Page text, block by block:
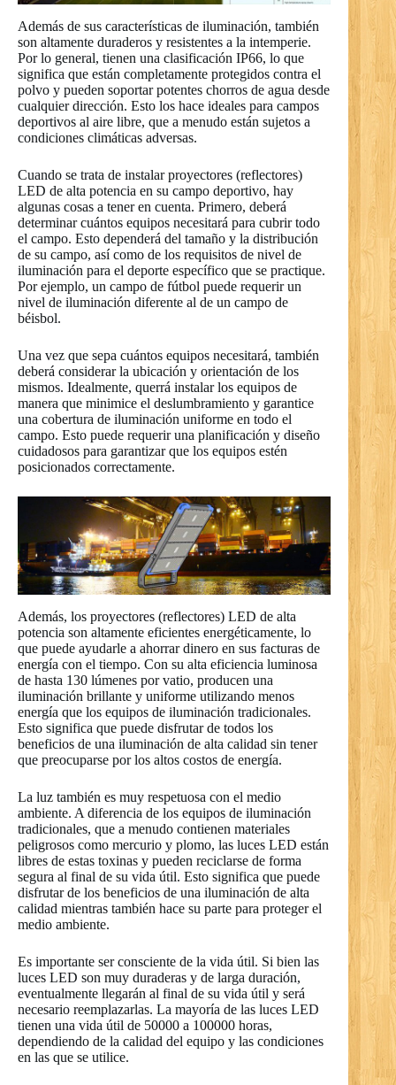
Además de sus características de iluminación, también
son altamente duraderos y resistentes a la intemperie.
Por lo general, tienen una clasificación IP66, lo que
significa que están completamente protegidos contra el
polvo y pueden soportar potentes chorros de agua desde
cualquier dirección. Esto los hace ideales para campos
deportivos al aire libre, que a menudo están sujetos a
condiciones climáticas adversas.
Cuando se trata de instalar proyectores (reflectores)
LED de alta potencia en su campo deportivo, hay
algunas cosas a tener en cuenta. Primero, deberá
determinar cuántos equipos necesitará para cubrir todo
el campo. Esto dependerá del tamaño y la distribución
de su campo, así como de los requisitos de nivel de
iluminación para el deporte específico que se practique.
Por ejemplo, un campo de fútbol puede requerir un
nivel de iluminación diferente al de un campo de
béisbol.
Una vez que sepa cuántos equipos necesitará, también
deberá considerar la ubicación y orientación de los
mismos. Idealmente, querrá instalar los equipos de
manera que minimice el deslumbramiento y garantice
una cobertura de iluminación uniforme en todo el
campo. Esto puede requerir una planificación y diseño
cuidadosos para garantizar que los equipos estén
posicionados correctamente.
Además, los proyectores (reflectores) LED de alta
potencia son altamente eficientes energéticamente, lo
que puede ayudarle a ahorrar dinero en sus facturas de
energía con el tiempo. Con su alta eficiencia luminosa
de hasta 130 lúmenes por vatio, producen una
iluminación brillante y uniforme utilizando menos
energía que los equipos de iluminación tradicionales.
Esto significa que puede disfrutar de todos los
beneficios de una iluminación de alta calidad sin tener
que preocuparse por los altos costos de energía.
La luz también es muy respetuosa con el medio
ambiente. A diferencia de los equipos de iluminación
tradicionales, que a menudo contienen materiales
peligrosos como mercurio y plomo, las luces LED están
libres de estas toxinas y pueden reciclarse de forma
segura al final de su vida útil. Esto significa que puede
disfrutar de los beneficios de una iluminación de alta
calidad mientras también hace su parte para proteger el
medio ambiente.
Es importante ser consciente de la vida útil. Si bien las
luces LED son muy duraderas y de larga duración,
eventualmente llegarán al final de su vida útil y será
necesario reemplazarlas. La mayoría de las luces LED
tienen una vida útil de 50000 a 100000 horas,
dependiendo de la calidad del equipo y las condiciones
en las que se utilice.